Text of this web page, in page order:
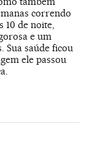
correndo
10 de noite,
e um
Sua saúde ficou
ele passou